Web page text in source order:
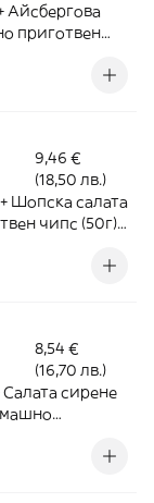
Айсбергова
приготвен
9,46 €
(18,50 лв.)
Шопска салата
чипс (50г) -
8,54 €
(16,70 лв.)
Салата сирене